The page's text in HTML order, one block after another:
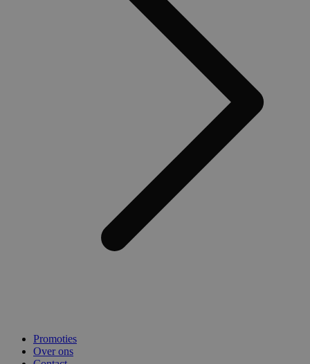
Promoties
Over ons